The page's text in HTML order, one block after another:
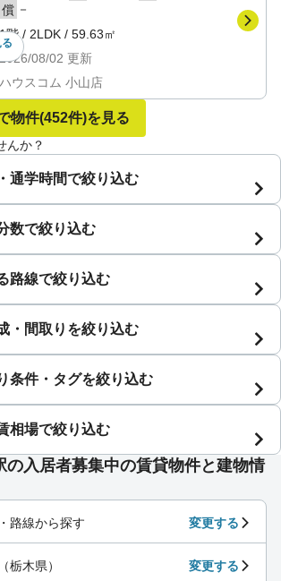
る
償 －
1階/ 2LDK / 59.63㎡
2026/08/02 更新
ハウスコム 小山店
物件(452件)を見る
んか？
通学時間で絞り込む
数で絞り込む
路線で絞り込む
・間取りを絞り込む
条件・タグを絞り込む
相場で絞り込む
の入居者募集中の賃貸物件と建物情
路線から探す 変更する
栃木県） 変更する